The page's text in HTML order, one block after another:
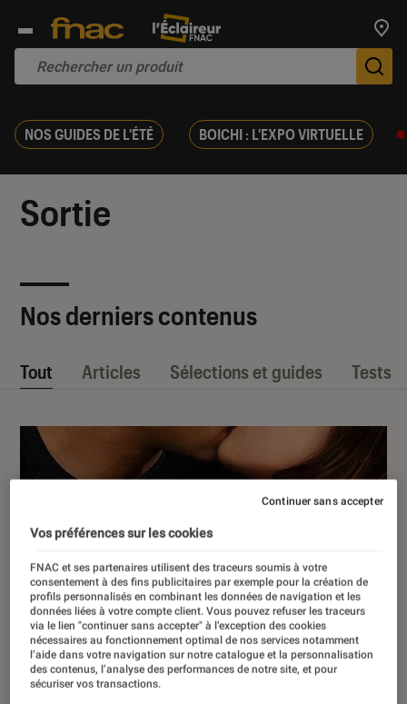
NOS GUIDES DE L'ÉTÉ BOICHI : L'EXPO VIRTUELLE
Sortie
Nos derniers contenus
Tout Articles Sélections et guides Tests
Vos préférences sur les cookies
FNAC et ses partenaires utilisent des traceurs soumis à votre
consentement à des fins publicitaires par exemple pour la création de
profils personnalisés en combinant les données de navigation et les
données liées à votre compte client. Vous pouvez refuser les traceurs
via le lien "continuer sans accepter" à l’exception des cookies
nécessaires au fonctionnement optimal de nos services notamment
l’aide dans votre navigation sur notre catalogue et la personnalisation
des contenus, l’analyse des performances de notre site, et pour
sécuriser vos transactions.
Continuer sans accepter